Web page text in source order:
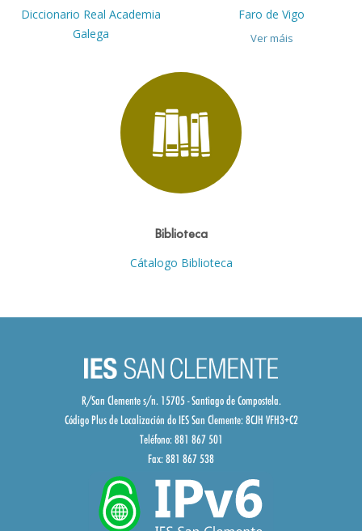
Diccionario Real Academia
Galega
Faro de Vigo
Ver máis
Biblioteca
Cátalogo Biblioteca
R/San Clemente s/n. 15705 - Santiago de Compostela.
Código Plus de Localización do IES San Clemente:8CJH VFH3+C2
Teléfono: 881 867 501
Fax: 881 867 538